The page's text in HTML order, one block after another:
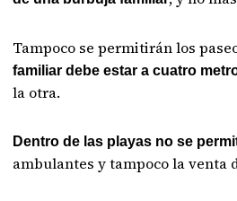
Tampoco se permitirán los
familiar debe estar a cuatro
la otra.
Dentro de las playas no se
ambulantes y tampoco la venta